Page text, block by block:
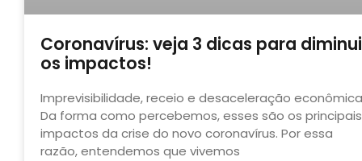
Coronavírus: veja 3 dicas para
os impactos!
Imprevisibilidade, receio e desaceleração
Da forma como percebemos, esses são os principais
impactos da crise do novo coronavírus. Por essa
razão, entendemos que vivemos